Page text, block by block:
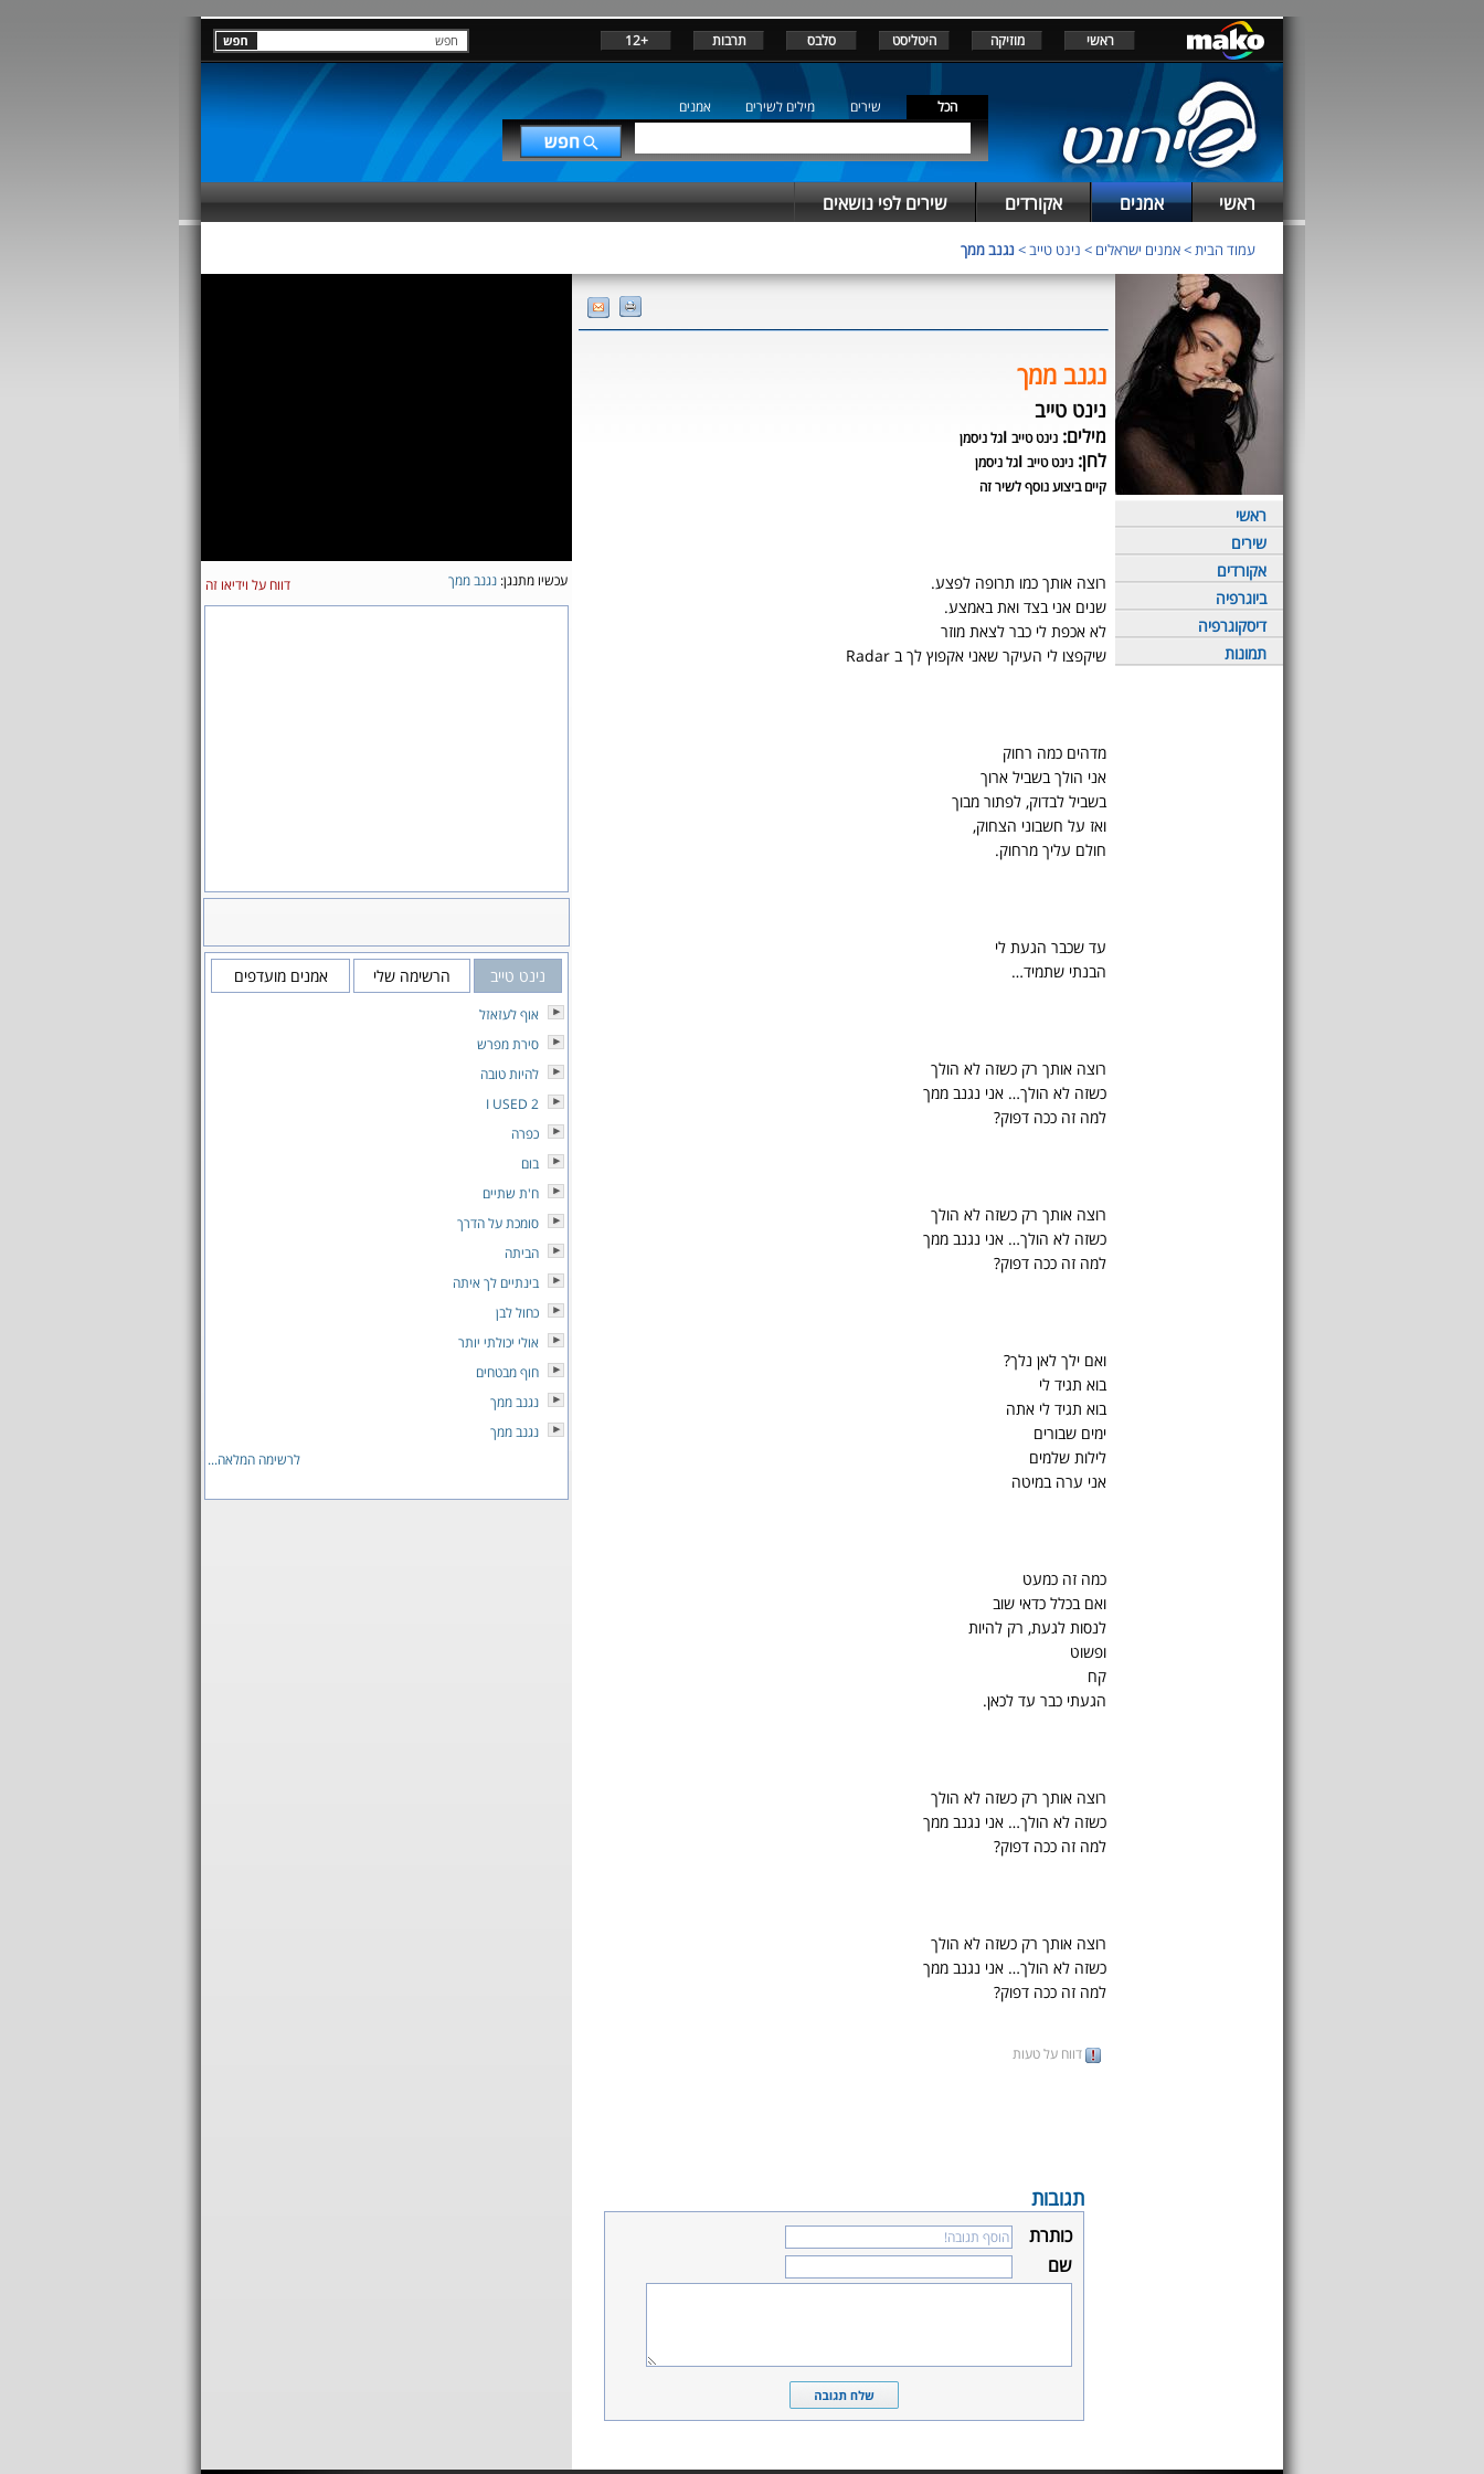
ראשי מוזיקה היטליסט סלבס תרבות +12
הכל שירים מילים לשירים אמנים
ראשי אמנים אקורדים שירים לפי נושאים
עמוד הבית>אמנים ישראלים > נינט טייב>נגנב ממך
ראשי
שירים
אקורדים
ביוגרפיה
דיסקוגרפיה
תמונות
נגנב ממך
נינט טייב
מילים: נינט טייב וגל ניסמן
לחן: נינט טייב וגל ניסמן
קיים ביצוע נוסף לשיר זה
רוצה אותך כמו תרופה לפצע.
שנים אני בצד ואת באמצע.
לא אכפת לי כבר לצאת מוזר
שיקפצו לי העיקר שאני אקפוץ לך ב Radar
מדהים כמה רחוק
אני הולך בשביל ארוך
בשביל לבדוק, לפתור מבוך
ואז על חשבוני הצחוק,
חולם עליך מרחוק.
עד שכבר הגעת לי
הבנתי שתמיד…
רוצה אותך רק כשזה לא הולך
כשזה לא הולך… אני נגנב ממך
למה זה ככה דפוק?
רוצה אותך רק כשזה לא הולך
כשזה לא הולך… אני נגנב ממך
למה זה ככה דפוק?
ואם ילך לאן נלך?
בוא תגיד לי
בוא תגיד לי אתה
ימים שבורים
לילות שלמים
אני ערה במיטה
כמה זה כמעט
ואם בכלל כדאי שוב
לנסות לגעת, רק להיות
ופשוט
קח
הגעתי כבר עד לכאן.
רוצה אותך רק כשזה לא הולך
כשזה לא הולך… אני נגנב ממך
למה זה ככה דפוק?
רוצה אותך רק כשזה לא הולך
כשזה לא הולך… אני נגנב ממך
למה זה ככה דפוק?
דווח על טעות
תגובות
כותרת
שם
עכשיו מתנגן: נגנב ממך דווח על וידיאו זה
נינט טייב הרשימה שלי אמנים מועדפים
אוף לעזאזל
סירת מפרש
להיות טובה
I USED 2
כפרה
בום
ח'ת שתיים
סומכת על הדרך
הביתה
בינתיים לך איתה
כחול לבן
אולי יכולתי יותר
חוף מבטחים
נגנב ממך
נגנב ממך
לרשימה המלאה...